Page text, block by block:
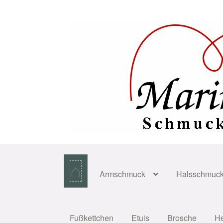
⌂ Armschmuck
Fußkettchen Etuis Brosche